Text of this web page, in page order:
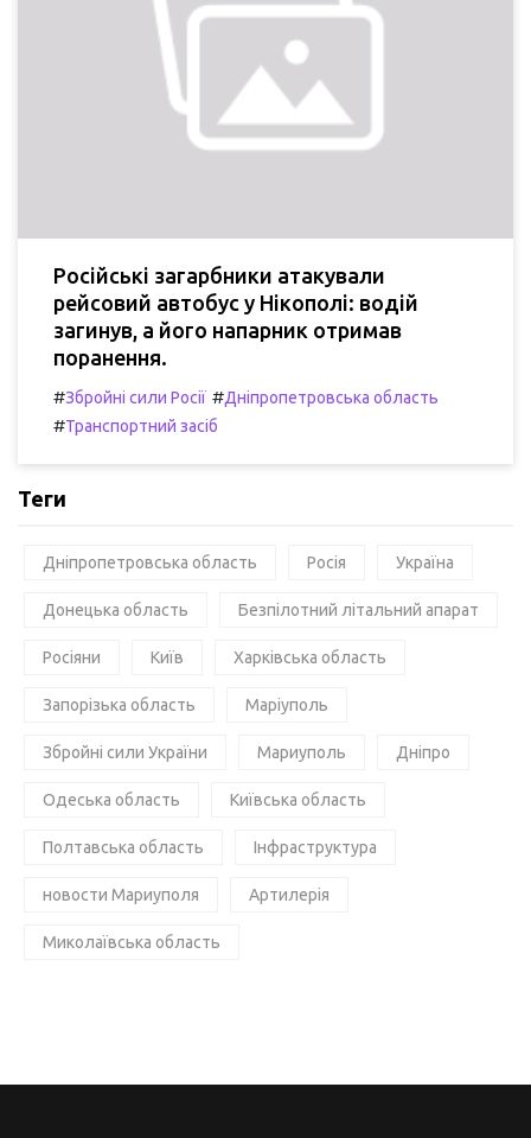
Російські загарбники атакували
рейсовий автобус у Нікополі: водій
загинув, а його напарник отримав
поранення.
#Збройні сили Росії #Дніпропетровська область
#Транспортний засіб
Теги
Дніпропетровська область Росія Україна
Донецька область Безпілотний літальний апарат
Росіяни Київ Харківська область
Запорізька область Маріуполь
Збройні сили України Мариуполь Дніпро
Одеська область Київська область
Полтавська область Інфраструктура
новости Мариуполя Артилерія
Миколаївська область